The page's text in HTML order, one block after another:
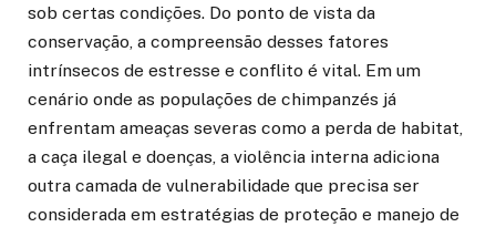
sob certas condições. Do ponto de vista da
conservação, a compreensão desses fatores
intrínsecos de estresse e conflito é vital. Em um
cenário onde as populações de chimpanzés já
enfrentam ameaças severas como a perda de habitat,
a caça ilegal e doenças, a violência interna adiciona
outra camada de vulnerabilidade que precisa ser
considerada em estratégias de proteção e manejo de